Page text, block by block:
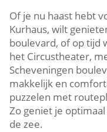
Of je nu haast hebt
Kurhaus, wilt
boulevard, of op tijd
het Circustheater,
Scheveningen
makkelijk en
puzzelen met
Zo geniet je
de zee.